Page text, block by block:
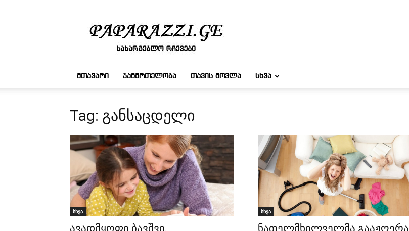
რჩევები
ᲛᲗᲐᲕᲐᲠᲘ ᲯᲐᲜᲛᲠᲗᲔᲚᲝᲑᲐ ᲗᲐᲕᲘᲡ ᲛᲝᲕᲚᲐ ᲡᲮᲕᲐ
Tag: განსაცდელი
სხვა
ავადმყოფი ბავშვი.
სხვა
ნათელმხილველმა გააჟღერა